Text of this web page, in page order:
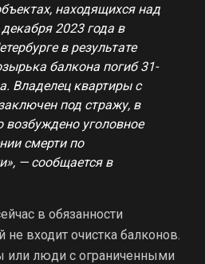
находящихся над
2023 года в
в результате
балкона погиб 31-
Владелец квартиры с
под стражу, в
возбуждено уголовное
смерти по
— сообщается в
в обязанности
входит очистка балконов.
или люди с ограниченными